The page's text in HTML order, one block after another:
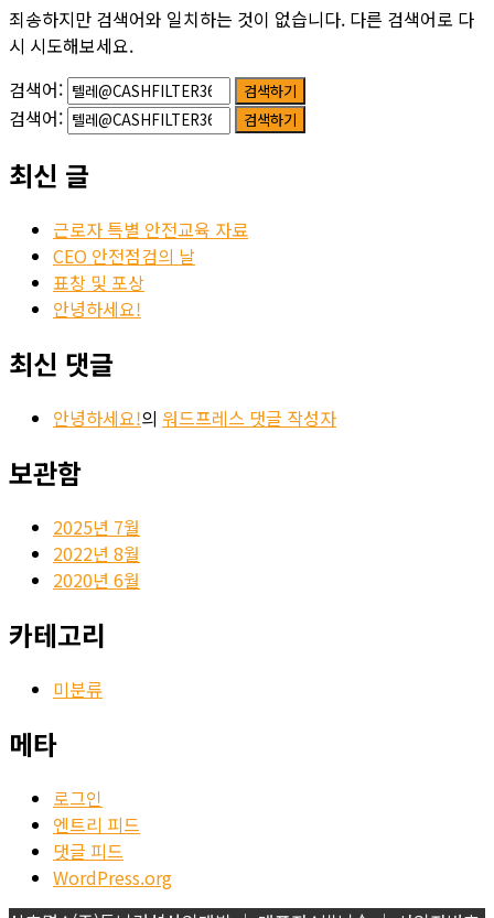
죄송하지만 검색어와 일치하는 것이 없습니다. 다른 검색어로 다
시 시도해보세요.
검색어:
검색어:
최신 글
근로자 특별 안전교육 자료
CEO 안전점검의 날
표창 및 포상
안녕하세요!
최신 댓글
안녕하세요!의 워드프레스 댓글 작성자
보관함
2025년 7월
2022년 8월
2020년 6월
카테고리
미분류
메타
로그인
엔트리 피드
댓글 피드
WordPress.org